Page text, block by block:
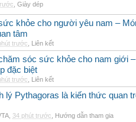
Giày dép
khỏe cho người yêu nam –
tâm
trước Liên kết
sóc sức khỏe cho nam giới
đặc biệt
trước Liên kết
lý Pythagoras là kiến thức quan
34 phút trước Hướng dẫn tham gia